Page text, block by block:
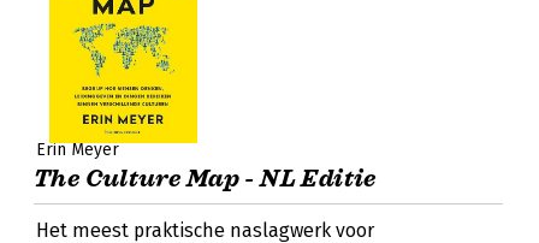
Erin Meyer
The Culture Map - NL Editie
Het meest praktische naslagwerk voor